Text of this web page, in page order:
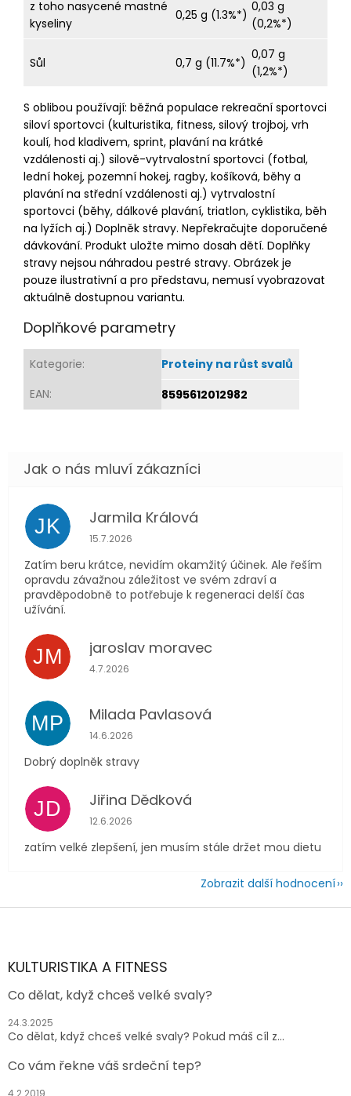
z toho nasycené mastné
kyseliny
0,25 g (1.3%*)
0,03 g
(0,2%*)
Sůl 0,7 g (11.7%*)
0,07 g
(1,2%*)
S oblibou používají: běžná populace rekreační sportovci
siloví sportovci (kulturistika, fitness, silový trojboj, vrh
koulí, hod kladivem, sprint, plavání na krátké
vzdálenosti aj.) silově-vytrvalostní sportovci (fotbal,
lední hokej, pozemní hokej, ragby, košíková, běhy a
plavání na střední vzdálenosti aj.) vytrvalostní
sportovci (běhy, dálkové plavání, triatlon, cyklistika, běh
na lyžích aj.) Doplněk stravy. Nepřekračujte doporučené
dávkování. Produkt uložte mimo dosah dětí. Doplňky
stravy nejsou náhradou pestré stravy. Obrázek je
pouze ilustrativní a pro představu, nemusí vyobrazovat
aktuálně dostupnou variantu.
Doplňkové parametry
Kategorie:
Proteiny na růst svalů
EAN: 8595612012982
JK Jarmila Králová
Hodnocení obchodu je 5 z 5 hvězdiček.
15.7.2026
Zatím beru krátce, nevidím okamžitý účinek. Ale řeším
opravdu závažnou záležitost ve svém zdraví a
pravděpodobně to potřebuje k regeneraci delší čas
užívání.
JM jaroslav moravec
Hodnocení obchodu je 5 z 5 hvězdiček.
4.7.2026
MP Milada Pavlasová
Hodnocení obchodu je 5 z 5 hvězdiček.
14.6.2026
Dobrý doplněk stravy
JD Jiřina Dědková
Hodnocení obchodu je 4 z 5 hvězdiček.
12.6.2026
zatím velké zlepšení, jen musím stále držet mou dietu
Zobrazit další hodnocení
Z
aKULTURISTIKA A FITNESS
Co dělat, když chceš velké svaly?
24.3.2025
Co dělat, když chceš velké svaly? Pokud máš cíl z...
Co vám řekne váš srdeční tep?
4.2.2019